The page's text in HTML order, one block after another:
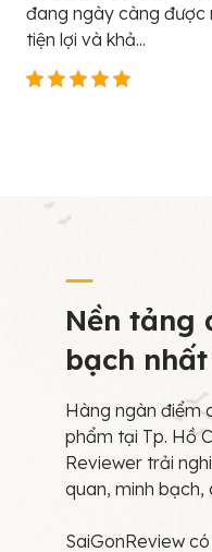
đang ngày càng được
tiện lợi và khả...
Nền tảng
bạch
Hàng ngàn điểm
phẩm tại Tp. Hồ
Reviewer trải
quan, minh bạch,
SaiGonReview